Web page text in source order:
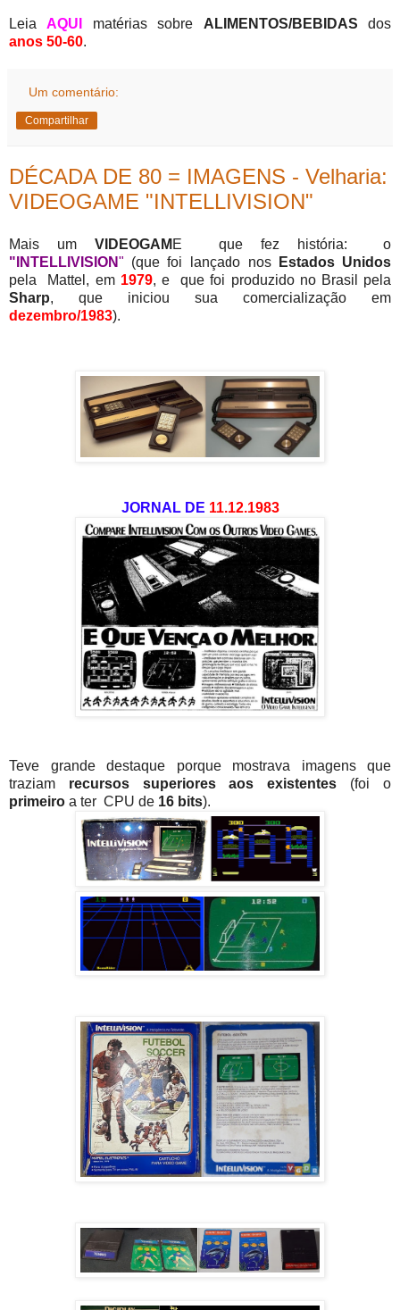
LeiaAQUI matérias sobre ALIMENTOS/BEBIDASdos
anos 50-60.
Um comentário:
Compartilhar
DÉCADA DE 80 = IMAGENS - Velharia:
VIDEOGAME "INTELLIVISION"
Mais umVIDEOGAM E que fez história: o
"INTELLIVISION" (que foi lançado nos
Estados Unidos
pela Mattel, em 1979, e que foi produzido no Brasil pela
Sharp,
que iniciou sua comercialização em
dezembro/1983).
JORNAL DE 11.12.1983
Teve grande destaque porque mostrava imagens que
traziam recursos superiores aos existentes (foi o
primeiro a ter CPU de 16 bits).